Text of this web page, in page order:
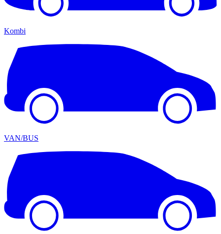
Kombi
VAN/BUS